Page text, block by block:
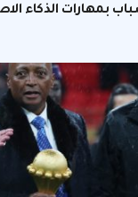
بمهارات الذكاء